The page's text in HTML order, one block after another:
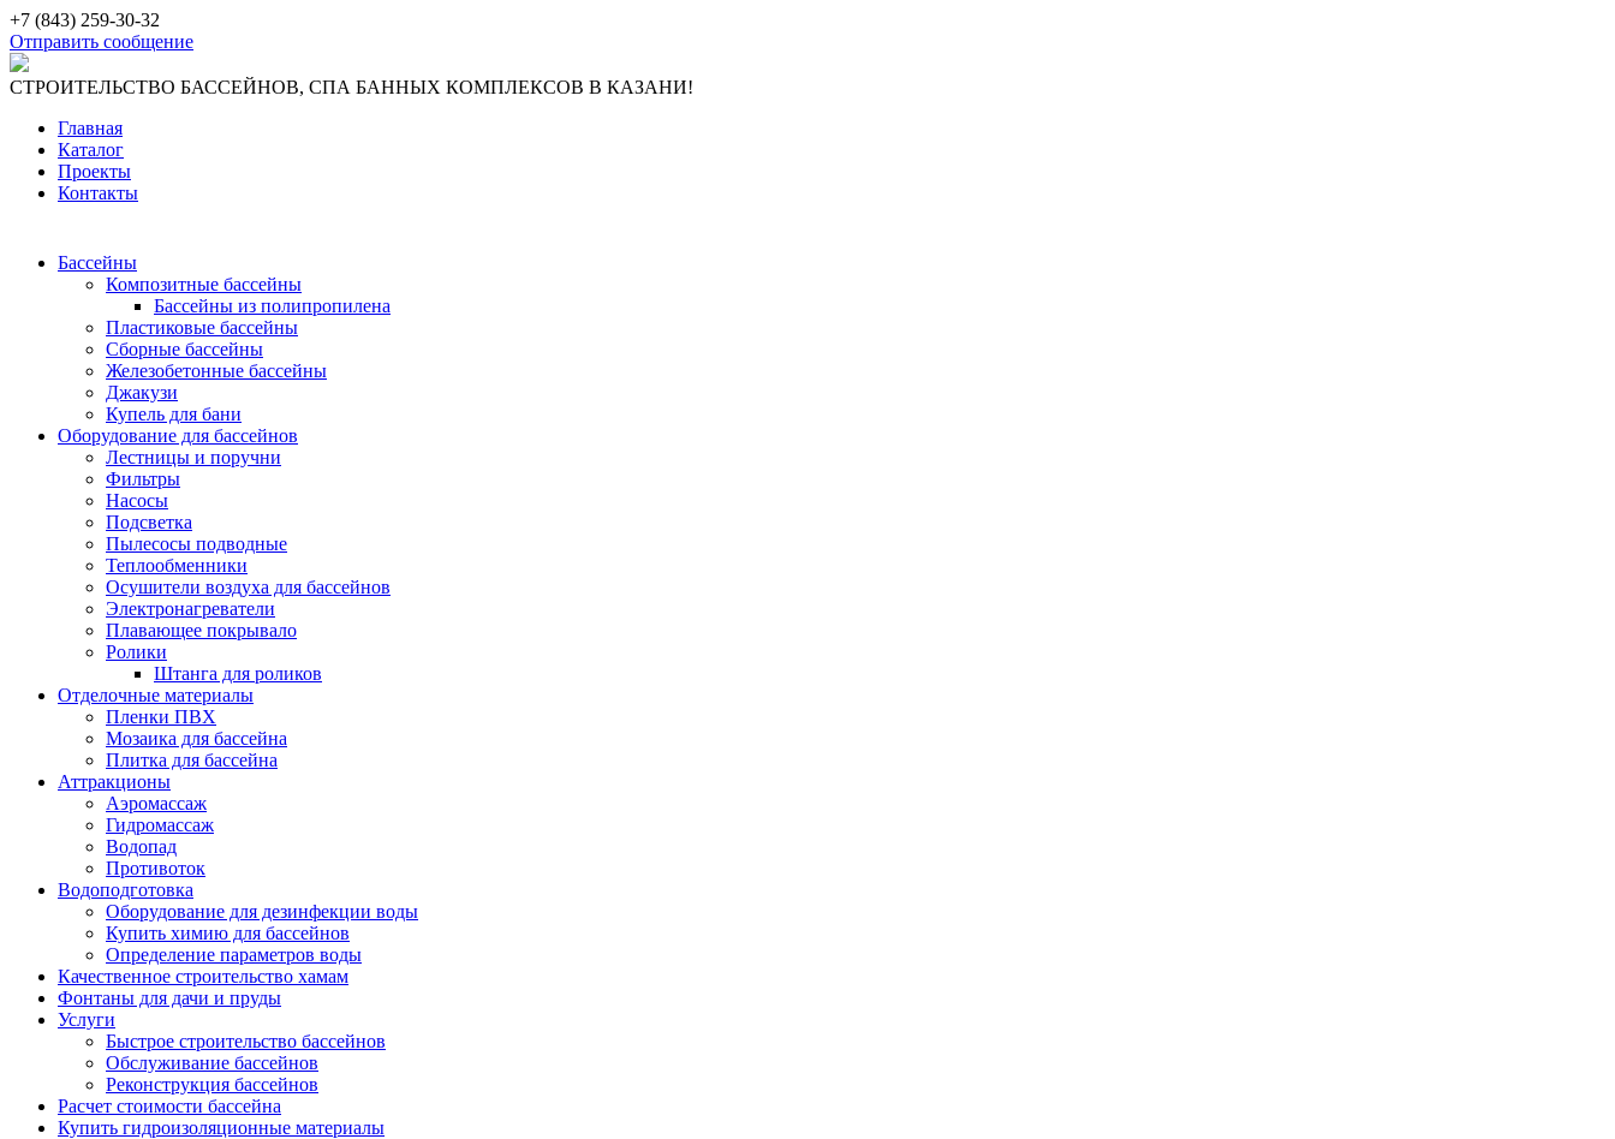
+7 (843) 259-30-32
Отправить сообщение
СТРОИТЕЛЬСТВО БАССЕЙНОВ, СПА БАННЫХ КОМПЛЕКСОВ В КАЗАНИ!
Главная
Каталог
Проекты
Контакты
Бассейны
Композитные бассейны
Бассейны из полипропилена
Пластиковые бассейны
Сборные бассейны
Железобетонные бассейны
Джакузи
Купель для бани
Оборудование для бассейнов
Лестницы и поручни
Фильтры
Насосы
Подсветка
Пылесосы подводные
Теплообменники
Осушители воздуха для бассейнов
Электронагреватели
Плавающее покрывало
Ролики
Штанга для роликов
Отделочные материалы
Пленки ПВХ
Мозаика для бассейна
Плитка для бассейна
Аттракционы
Аэромассаж
Гидромассаж
Водопад
Противоток
Водоподготовка
Оборудование для дезинфекции воды
Купить химию для бассейнов
Определение параметров воды
Качественное строительство хамам
Фонтаны для дачи и пруды
Услуги
Быстрое строительство бассейнов
Обслуживание бассейнов
Реконструкция бассейнов
Расчет стоимости бассейна
Купить гидроизоляционные материалы